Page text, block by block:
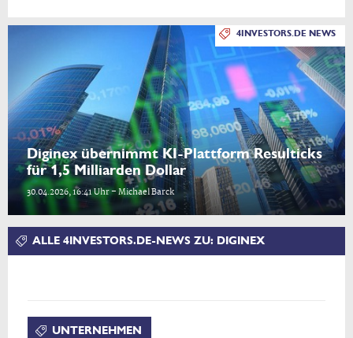
4INVESTORS.DE NEWS
Diginex übernimmt KI-Plattform Resulticks
für 1,5 Milliarden Dollar
30.04.2026, 16:41 Uhr – Michael Barck
ALLE 4INVESTORS.DE-NEWS ZU: DIGINEX
UNTERNEHMEN